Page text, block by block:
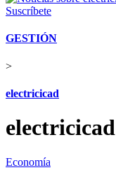
Suscríbete
GESTIÓN
>
electricicad
electricicad
Economía